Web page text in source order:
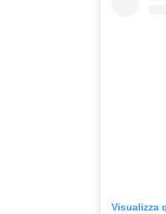
Visualizza